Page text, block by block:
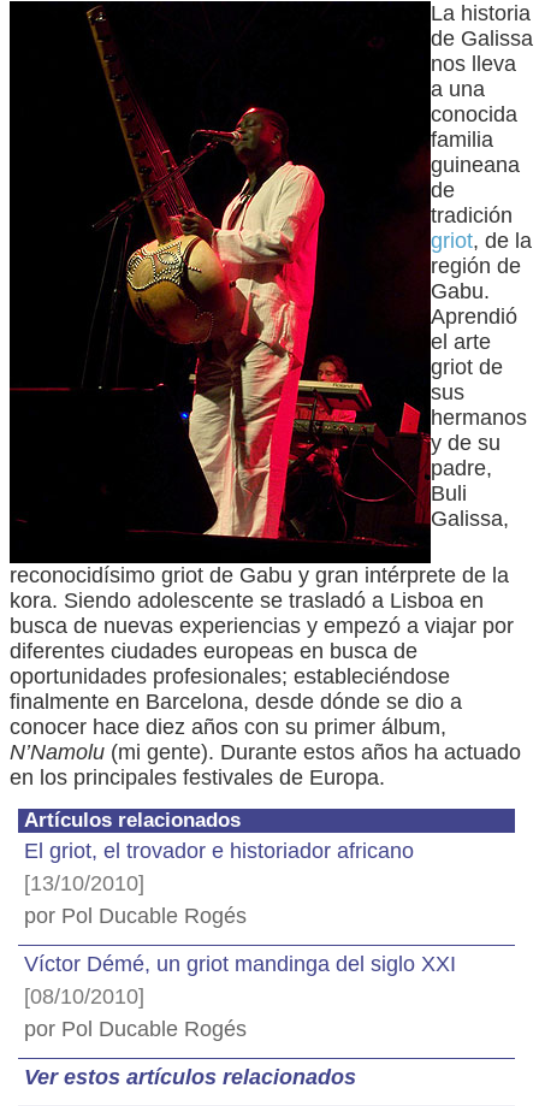
La historia
de Galissa
nos lleva
a una
conocida
familia
guineana
de
tradición
griot, de la
región de
Gabu.
Aprendió
el arte
griot de
sus
hermanos
y de su
padre,
Buli
Galissa,
reconocidísimo griot de Gabu y gran intérprete de la
kora. Siendo adolescente se trasladó a Lisboa en
busca de nuevas experiencias y empezó a viajar por
diferentes ciudades europeas en busca de
oportunidades profesionales; estableciéndose
finalmente en Barcelona, desde dónde se dio a
conocer hace diez años con su primer álbum,
N’Namolu (mi gente). Durante estos años ha actuado
en los principales festivales de Europa.
Artículos relacionados
El griot, el trovador e historiador africano
[13/10/2010]
por Pol Ducable Rogés
Víctor Démé, un griot mandinga del siglo XXI
[08/10/2010]
por Pol Ducable Rogés
Ver estos artículos relacionados